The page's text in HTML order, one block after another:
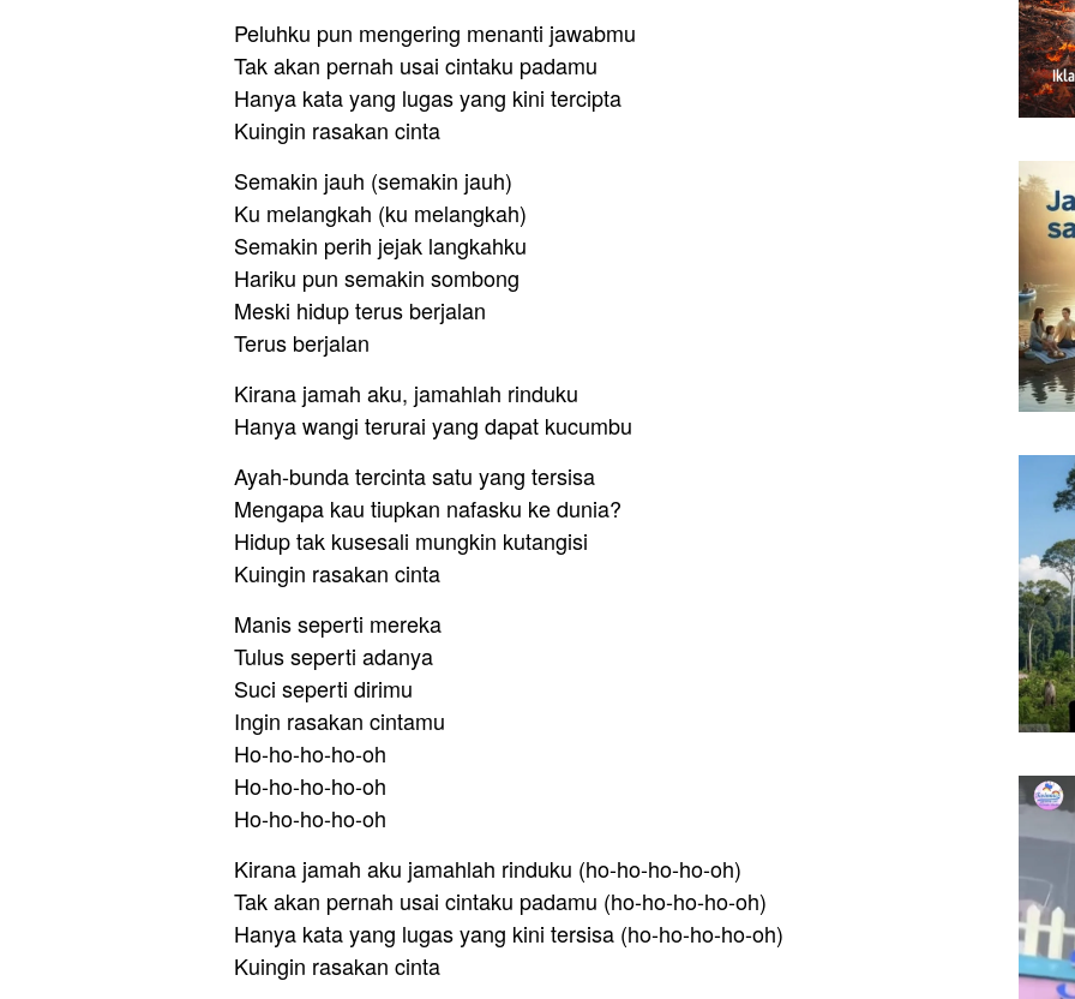
Peluhku pun mengering menanti jawabmu
Tak akan pernah usai cintaku padamu
Hanya kata yang lugas yang kini tercipta
Kuingin rasakan cinta
Semakin jauh (semakin jauh)
Ku melangkah (ku melangkah)
Semakin perih jejak langkahku
Hariku pun semakin sombong
Meski hidup terus berjalan
Terus berjalan
Kirana jamah aku, jamahlah rinduku
Hanya wangi terurai yang dapat kucumbu
Ayah-bunda tercinta satu yang tersisa
Mengapa kau tiupkan nafasku ke dunia?
Hidup tak kusesali mungkin kutangisi
Kuingin rasakan cinta
Manis seperti mereka
Tulus seperti adanya
Suci seperti dirimu
Ingin rasakan cintamu
Ho-ho-ho-ho-oh
Ho-ho-ho-ho-oh
Ho-ho-ho-ho-oh
Kirana jamah aku jamahlah rinduku (ho-ho-ho-ho-oh)
Tak akan pernah usai cintaku padamu (ho-ho-ho-ho-oh)
Hanya kata yang lugas yang kini tersisa (ho-ho-ho-ho-oh)
Kuingin rasakan cinta